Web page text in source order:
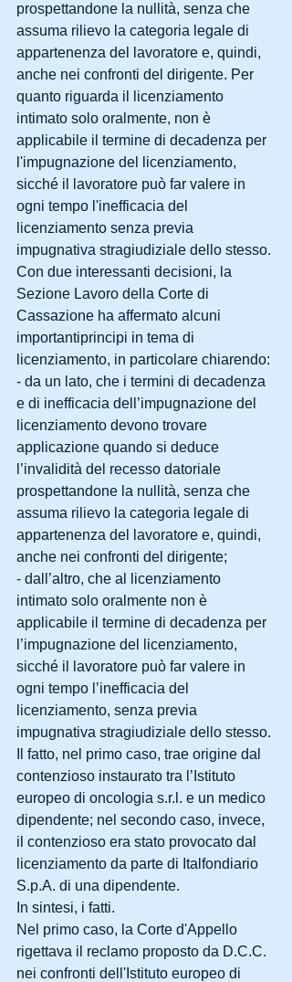
prospettandone la nullità, senza che
assuma rilievo la categoria legale di
appartenenza del lavoratore e, quindi,
anche nei confronti del dirigente. Per
quanto riguarda il licenziamento
intimato solo oralmente, non è
applicabile il termine di decadenza per
l'impugnazione del licenziamento,
sicché il lavoratore può far valere in
ogni tempo l'inefficacia del
licenziamento senza previa
impugnativa stragiudiziale dello stesso.
Con due interessanti decisioni, la
Sezione Lavoro della Corte di
Cassazione ha affermato alcuni
importantiprincipi in tema di
licenziamento, in particolare chiarendo:
- da un lato, che i termini di decadenza
e di inefficacia dell’impugnazione del
licenziamento devono trovare
applicazione quando si deduce
l’invalidità del recesso datoriale
prospettandone la nullità, senza che
assuma rilievo la categoria legale di
appartenenza del lavoratore e, quindi,
anche nei confronti del dirigente;
- dall’altro, che al licenziamento
intimato solo oralmente non è
applicabile il termine di decadenza per
l’impugnazione del licenziamento,
sicché il lavoratore può far valere in
ogni tempo l’inefficacia del
licenziamento, senza previa
impugnativa stragiudiziale dello stesso.
Il fatto, nel primo caso, trae origine dal
contenzioso instaurato tra l’Istituto
europeo di oncologia s.r.l. e un medico
dipendente; nel secondo caso, invece,
il contenzioso era stato provocato dal
licenziamento da parte di Italfondiario
S.p.A. di una dipendente.
In sintesi, i fatti.
Nel primo caso, la Corte d'Appello
rigettava il reclamo proposto da D.C.C.
nei confronti dell'Istituto europeo di